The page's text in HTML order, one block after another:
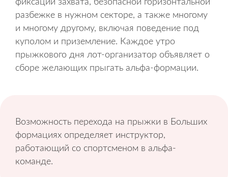
фиксации захвата, безопасной горизонтальной
разбежке в нужном секторе, а также многому
и многому другому, включая поведение под
куполом и приземление. Каждое утро
прыжкового дня лот-организатор объявляет о
сборе желающих прыгать альфа-формации.
Возможность перехода на прыжки в Больших
формациях определяет инструктор,
работающий со спортсменом в альфа-
команде.